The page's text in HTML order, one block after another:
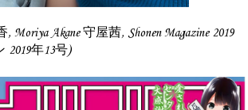
, Moriya Akane 守屋茜, Shonen Magazine 2019
2019年13号)